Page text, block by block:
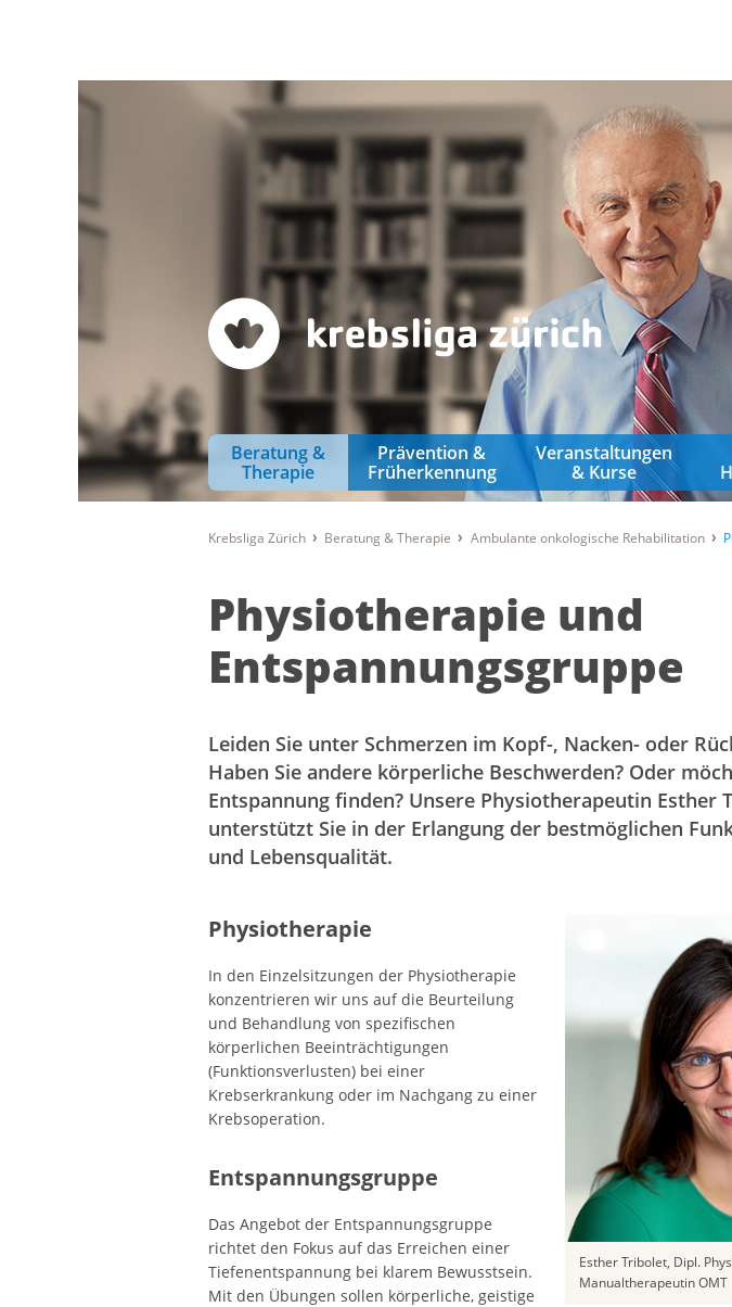
Beratung &
Therapie
Prävention &
Früherkennung
Veranstaltungen
& Kurse
Krebsliga Zürich Beratung & Therapie Ambulante onkologische Rehabilitation
Physiotherapie und
Entspannungsgruppe
Leiden Sie unter Schmerzen im Kopf-, Nacken- oder
Haben Sie andere körperliche Beschwerden? Oder
Entspannung finden? Unsere Physiotherapeutin Esther
unterstützt Sie in der Erlangung der bestmöglichen
und Lebensqualität.
Esther Tribolet, Dipl.
Manualtherapeutin OMT
Physiotherapie
In den Einzelsitzungen der Physiotherapie
konzentrieren wir uns auf die Beurteilung
und Behandlung von spezifischen
körperlichen Beeinträchtigungen
(Funktionsverlusten) bei einer
Krebserkrankung oder im Nachgang zu einer
Krebsoperation.
Entspannungsgruppe
Das Angebot der Entspannungsgruppe
richtet den Fokus auf das Erreichen einer
Tiefenentspannung bei klarem Bewusstsein.
Mit den Übungen sollen körperliche, geistige